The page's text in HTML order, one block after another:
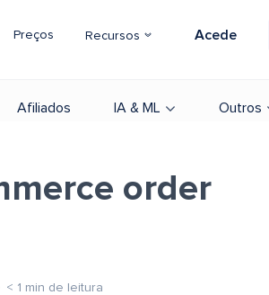
Preços Recursos Acede
Afiliados IA & ML Outros
order
< 1 min de leitura